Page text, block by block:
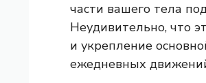
части вашего тела
Неудивительно, что
и укрепление
ежедневных